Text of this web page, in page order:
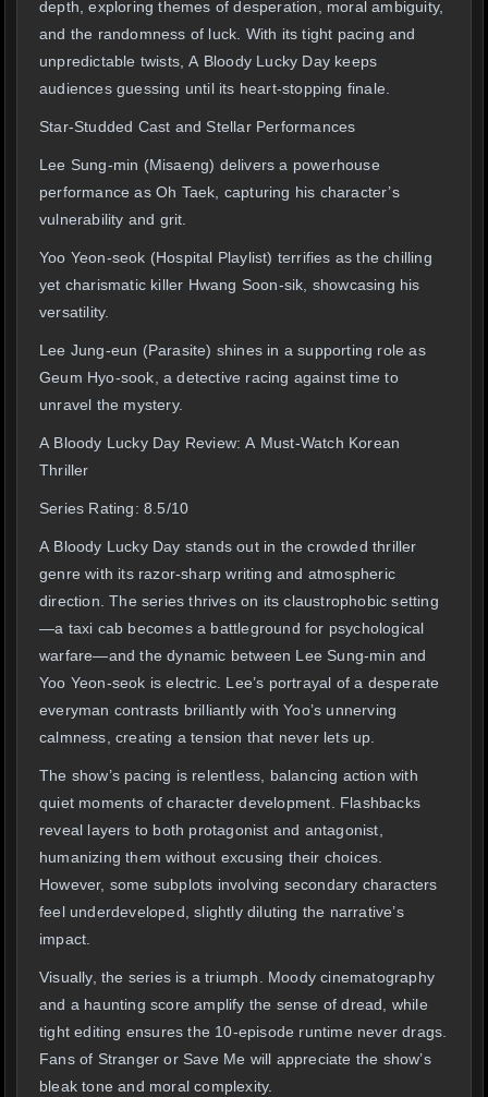
depth, exploring themes of desperation, moral ambiguity,
and the randomness of luck. With its tight pacing and
unpredictable twists, A Bloody Lucky Day keeps
audiences guessing until its heart-stopping finale.
Star-Studded Cast and Stellar Performances
Lee Sung-min (Misaeng) delivers a powerhouse
performance as Oh Taek, capturing his character’s
vulnerability and grit.
Yoo Yeon-seok (Hospital Playlist) terrifies as the chilling
yet charismatic killer Hwang Soon-sik, showcasing his
versatility.
Lee Jung-eun (Parasite) shines in a supporting role as
Geum Hyo-sook, a detective racing against time to
unravel the mystery.
A Bloody Lucky Day Review: A Must-Watch Korean
Thriller
Series Rating: 8.5/10
A Bloody Lucky Day stands out in the crowded thriller
genre with its razor-sharp writing and atmospheric
direction. The series thrives on its claustrophobic setting
—a taxi cab becomes a battleground for psychological
warfare—and the dynamic between Lee Sung-min and
Yoo Yeon-seok is electric. Lee’s portrayal of a desperate
everyman contrasts brilliantly with Yoo’s unnerving
calmness, creating a tension that never lets up.
The show’s pacing is relentless, balancing action with
quiet moments of character development. Flashbacks
reveal layers to both protagonist and antagonist,
humanizing them without excusing their choices.
However, some subplots involving secondary characters
feel underdeveloped, slightly diluting the narrative’s
impact.
Visually, the series is a triumph. Moody cinematography
and a haunting score amplify the sense of dread, while
tight editing ensures the 10-episode runtime never drags.
Fans of Stranger or Save Me will appreciate the show’s
bleak tone and moral complexity.